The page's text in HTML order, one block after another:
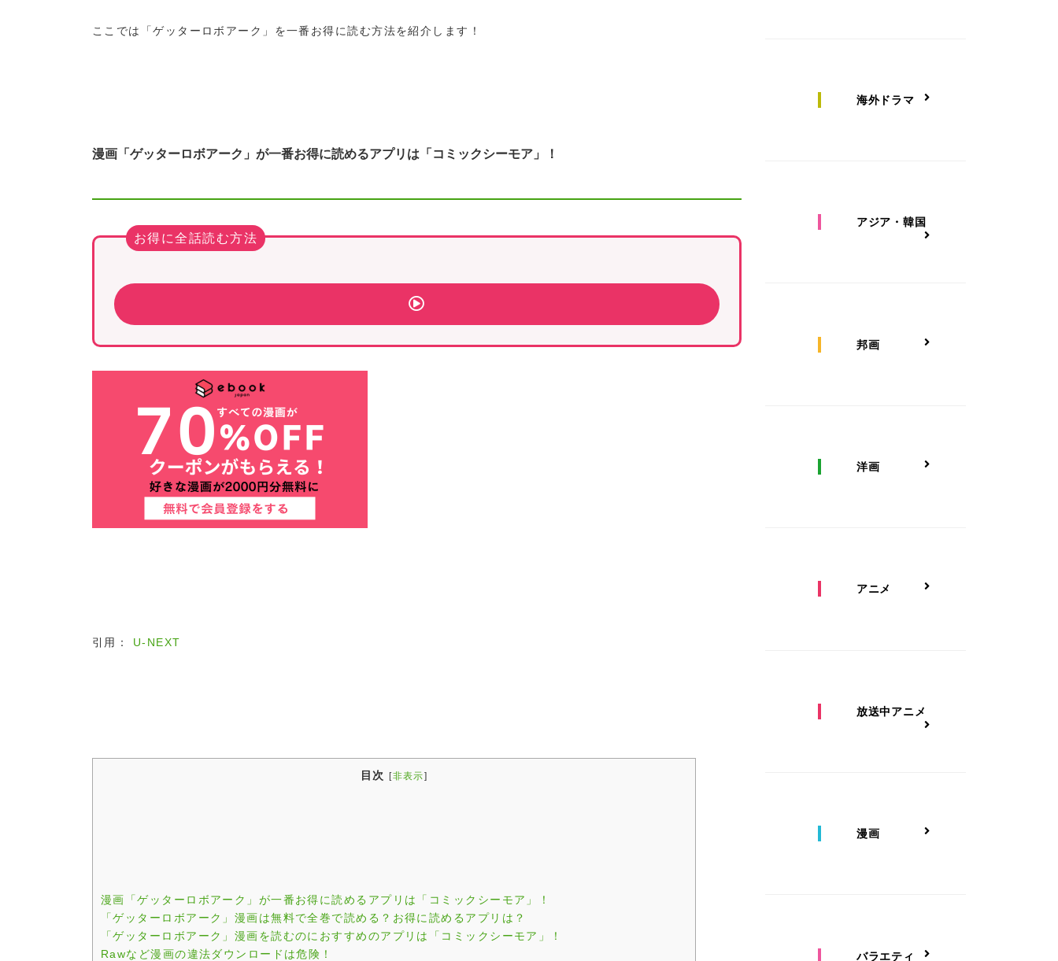
ここでは「ゲッターロボアーク」を一番お得に読む方法を紹介します！
漫画「ゲッターロボアーク」が一番お得に読めるアプリは「コミックシーモア」！
お得に全話読む方法
引用： U-NEXT
目次 [非表示]
漫画「ゲッターロボアーク」が一番お得に読めるアプリは「コミックシーモア」！
「ゲッターロボアーク」漫画は無料で全巻で読める？お得に読めるアプリは？
「ゲッターロボアーク」漫画を読むのにおすすめのアプリは「コミックシーモア」！
Rawなど漫画の違法ダウンロードは危険！
海外ドラマ
アジア・韓国
邦画
洋画
アニメ
放送中アニメ
漫画
バラエティ